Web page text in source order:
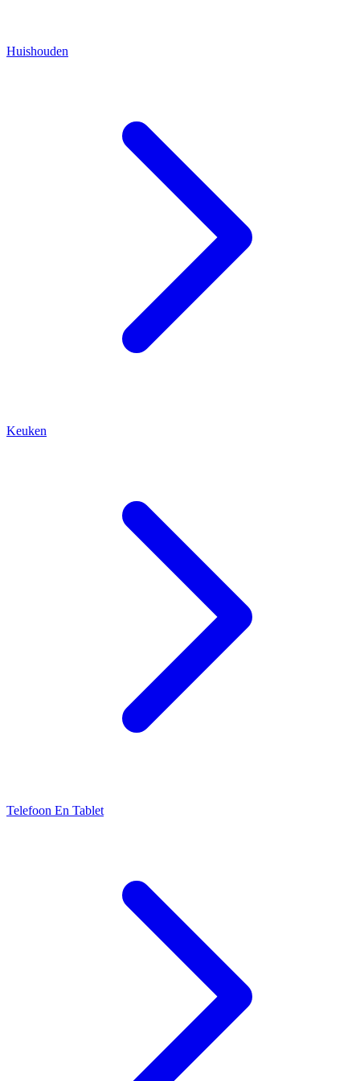
Huishouden
Keuken
Telefoon En Tablet